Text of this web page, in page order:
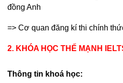
đồng Anh
=> Cơ quan đăng kí thi chính
2. KHÓA HỌC THẾ MẠNH
Thông tin khoá học: